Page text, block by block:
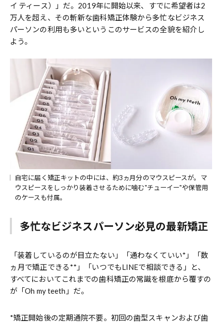
イ ティース）」だ。2019年に開始以来、すでに希望者は2
万人を超え、その斬新な歯科矯正体験から多忙なビジネス
パーソンの利用も多いというこのサービスの全貌を紹介し
よう。
自宅に届く矯正キットの中には、約3ヵ月分のマウスピースが。マ
ウスピースをしっかり装着させるために噛む"チューイー"や保管用
のケースも付属。
多忙なビジネスパーソン必見の最新矯正
「装着しているのが目立たない」「通わなくていい*」「数
ヵ月で矯正できる**」「いつでもLINEで相談できる」と、
すべてにおいてこれまでの歯科矯正の常識を根底から覆すの
が「Oh my teeth」だ。
*矯正開始後の定期通院不要。初回の歯型スキャンおよび歯